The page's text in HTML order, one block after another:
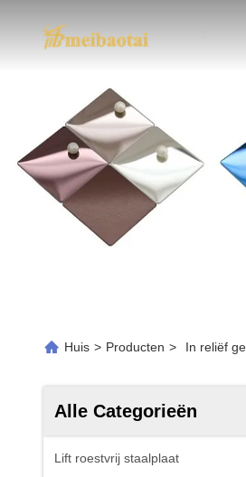
Huis > Producten > In reliëf
Alle Categorieën
Lift roestvrij staalplaat